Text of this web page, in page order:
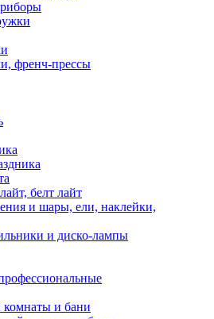
френч-прессы
белт лайт
и шары, ели, наклейки,
и диско-лампы
комнаты и бани